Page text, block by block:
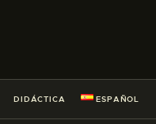
DIDÁCTICA ESPAÑOL